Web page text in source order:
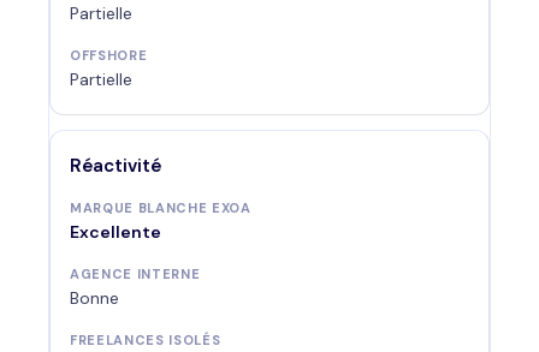
Partielle
Partielle
Réactivité
Excellente
Bonne